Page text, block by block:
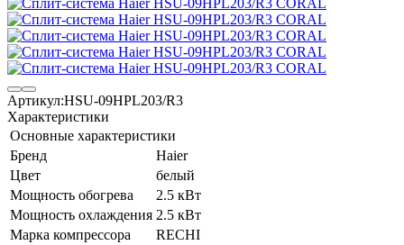
Артикул:HSU-09HPL203/R3
Характеристики
Основные характеристики
Бренд
Haier
Цвет
белый
Мощность обогрева
2.5 кВт
Мощность охлаждения 2.5 кВт
Марка компрессора
RECHI